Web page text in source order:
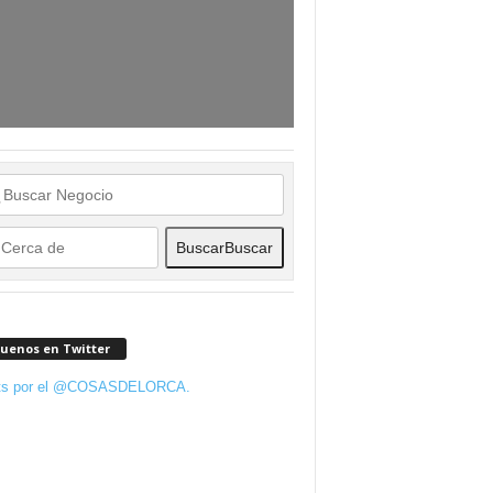
BuscarBuscar
en Twitter
por el @COSASDELORCA.